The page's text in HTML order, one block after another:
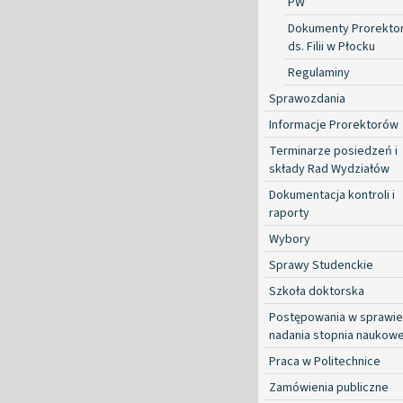
Dokumenty
ds. Filii w Płocku
Regulaminy
Sprawozdania
Informacje Prorektorów
Terminarze posiedzeń i
składy Rad Wydziałów
Dokumentacja kontroli i
raporty
Wybory
Sprawy Studenckie
Szkoła doktorska
Postępowania w sprawie
nadania stopnia
Praca w Politechnice
Zamówienia publiczne